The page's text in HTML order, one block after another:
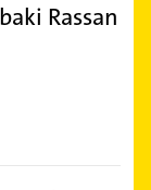
Rassan